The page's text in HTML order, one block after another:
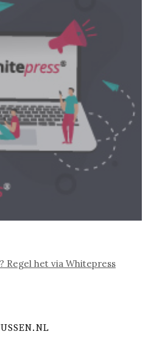
Regel het via Whitepress